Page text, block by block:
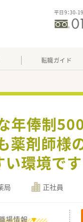
平日9：30-
転職ガイド
年俸制
剤師様
い環境です
局 正社員
場情報